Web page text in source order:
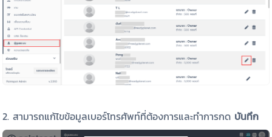
2. สามารถแก้ไขข้อมูลเบอร์โทรศัพท์ที่ต้องการและทำการกด บันทึก